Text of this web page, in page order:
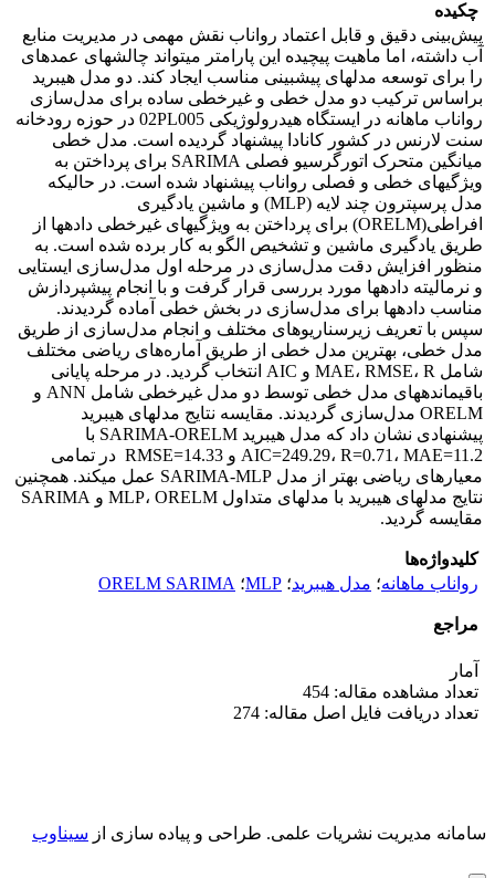
چکیده
پیش‌بینی دقیق و قابل اعتماد رواناب نقش مهمی در مدیریت منابع
آب داشته، اما ماهیت پیچیده این پارامتر ‌‌می‎تواند چالش‎های عمده‎‍‎ای
را برای توسعه مدل‎های پیش‎بینی مناسب ایجاد کند. دو مدل هیبرید
براساس ترکیب دو مدل خطی و غیرخطی ساده برای مدل‌سازی
رواناب ماهانه در ایستگاه هیدرولوژیکی 02PL005 در حوزه رودخانه
سنت لارنس در کشور کانادا پیشنهاد گردیده است. مدل خطی
میانگین متحرک اتورگرسیو فصلی SARIMA برای پرداختن به
ویژگی‎های خطی و فصلی رواناب پیشنهاد شده است. در حالیکه
مدل پرسپترون چند لایه (MLP) و ماشین یادگیری
افراطی(ORELM) برای پرداختن به ویژگی‎های غیرخطی داده‎ها از
طریق یادگیری ماشین و تشخیص الگو به کار برده شده است. به
منظور افزایش دقت مدل‌سازی در مرحله اول مدل‌سازی ایستایی
و نرمالیته داده‎ها مورد بررسی قرار گرفت و با انجام پیش‎پردازش‌‌
مناسب داده‎ها برای مدل‌سازی در بخش خطی آماده گردیدند.
سپس با تعریف زیرسناریوهای مختلف و انجام مدل‌سازی از طریق
مدل خطی، بهترین مدل خطی از طریق آماره‌های ریاضی مختلف
شامل MAE، RMSE، R و AIC انتخاب گردید. در مرحله پایانی
باقیمانده‎های مدل خطی توسط دو مدل غیرخطی شامل ANN و
ORELM مدل‌سازی گردیدند. مقایسه نتایج مدل‎های هیبرید
پیشنهادی نشان داد که مدل هیبرید SARIMA-ORELM با
AIC=249.29، R=0.71، MAE=11.2 و RMSE=14.33 در تمامی
معیارهای ریاضی بهتر از مدل SARIMA-MLP عمل می‎کند. همچنین
نتایج مدل‎های هیبرید با مدل‎های متداول MLP، ORELM و SARIMA
مقایسه گردید.
کلیدواژه‌ها
رواناب ماهانه؛ مدل هیبرید؛ MLP؛ ORELM SARIMA
مراجع
آمار
تعداد مشاهده مقاله: 454
تعداد دریافت فایل اصل مقاله: 274
سامانه مدیریت نشریات علمی. طراحی و پیاده سازی از سیناوب